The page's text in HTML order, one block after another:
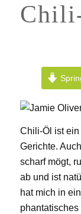
Chili-Öl ist
Gerichte.
scharf mögt,
ab und ist
hat mich in